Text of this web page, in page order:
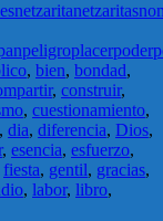
netzaritanetzaritas
peligroplacerpoder
, bien, bondad,
, construir,
, cuestionamiento,
, dia, diferencia, Dios,
, esencia, esfuerzo,
fiesta, gentil, gracias,
, labor, libro,